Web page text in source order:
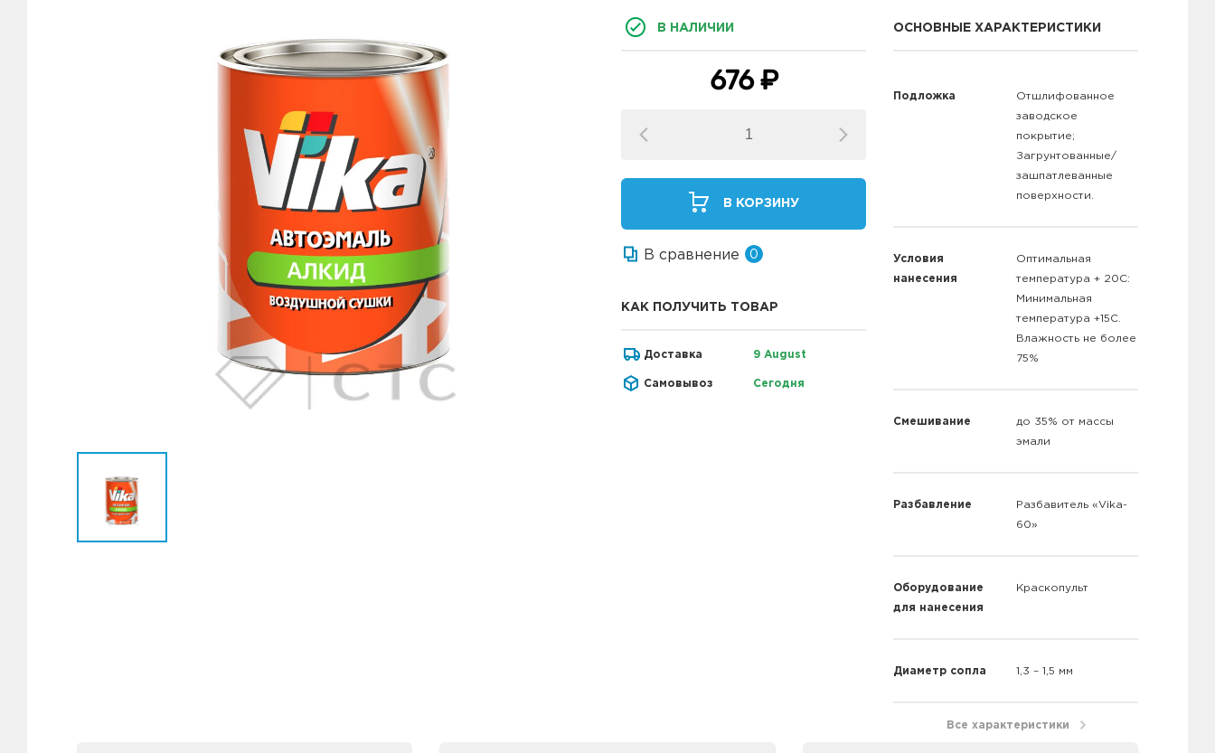
В НАЛИЧИИ
676 ₽
В КОРЗИНУ
В сравнение 0
КАК ПОЛУЧИТЬ ТОВАР
Доставка 9 August
Самовывоз Сегодня
ОСНОВНЫЕ ХАРАКТЕРИСТИКИ
Подложка
Отшлифованное
заводское
покрытие;
Загрунтованные/
зашпатлеванные
поверхности.
Условия
нанесения
Оптимальная
температура + 20С:
Минимальная
температура +15С.
Влажность не более
75%
Смешивание
до 35% от массы
эмали
Разбавление
Разбавитель «Vika-
60»
Оборудование
для нанесения
Краскопульт
Диаметр сопла 1,3 – 1,5 мм
Все характеристики